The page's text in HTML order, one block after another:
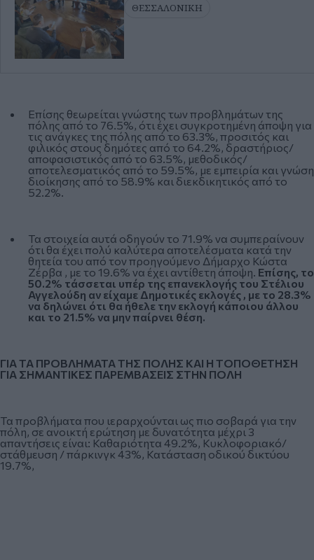
ΘΕΣΣΑΛΟΝΙΚΗ
Επίσης θεωρείται γνώστης των προβλημάτων της
πόλης από το 76.5%, ότι έχει συγκροτημένη άποψη για
τις ανάγκες της πόλης από το 63.3%, προσιτός και
φιλικός στους δημότες από το 64.2%, δραστήριος/
αποφασιστικός από το 63.5%, μεθοδικός/
αποτελεσματικός από το 59.5%, με εμπειρία και γνώση
διοίκησης από το 58.9% και διεκδικητικός από το
52.2%.
Τα στοιχεία αυτά οδηγούν το 71.9% να συμπεραίνουν
ότι θα έχει πολύ καλύτερα αποτελέσματα κατά την
θητεία του από τον προηγούμενο Δήμαρχο Κώστα
Ζέρβα , με το 19.6% να έχει αντίθετη άποψη. Επίσης, το
50.2% τάσσεται υπέρ της επανεκλογής του Στέλιου
Αγγελούδη αν είχαμε Δημοτικές εκλογές , με το 28.3%
να δηλώνει ότι θα ήθελε την εκλογή κάποιου άλλου
και το 21.5% να μην παίρνει θέση.
ΓΙΑ ΤΑ ΠΡΟΒΛΗΜΑΤΑ ΤΗΣ ΠΟΛΗΣ ΚΑΙ Η ΤΟΠΟΘΕΤΗΣΗ
ΓΙΑ ΣΗΜΑΝΤΙΚΕΣ ΠΑΡΕΜΒΑΣΕΙΣ ΣΤΗΝ ΠΟΛΗ
Τα προβλήματα που ιεραρχούνται ως πιο σοβαρά για την
πόλη, σε ανοικτή ερώτηση με δυνατότητα μέχρι 3
απαντήσεις είναι: Καθαριότητα 49.2%, Κυκλοφοριακό/
στάθμευση / πάρκινγκ 43%, Κατάσταση οδικού δικτύου
19.7%,